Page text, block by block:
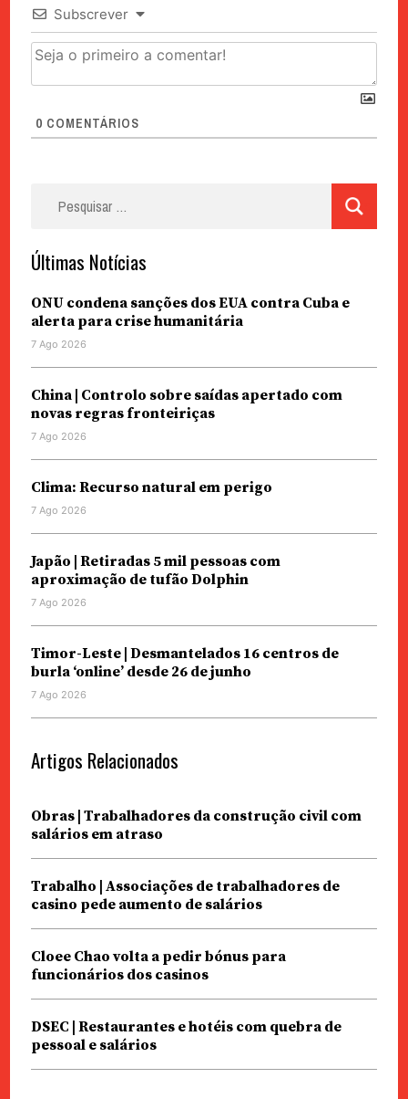
Subscrever
0 COMENTÁRIOS
Últimas Notícias
ONU condena sanções dos EUA contra Cuba e
alerta para crise humanitária
7 Ago 2026
China | Controlo sobre saídas apertado com
novas regras fronteiriças
7 Ago 2026
Clima: Recurso natural em perigo
7 Ago 2026
Japão | Retiradas 5 mil pessoas com
aproximação de tufão Dolphin
7 Ago 2026
Timor-Leste | Desmantelados 16 centros de
burla ‘online’ desde 26 de junho
7 Ago 2026
Artigos Relacionados
Obras | Trabalhadores da construção civil com
salários em atraso
Trabalho | Associações de trabalhadores de
casino pede aumento de salários
Cloee Chao volta a pedir bónus para
funcionários dos casinos
DSEC | Restaurantes e hotéis com quebra de
pessoal e salários